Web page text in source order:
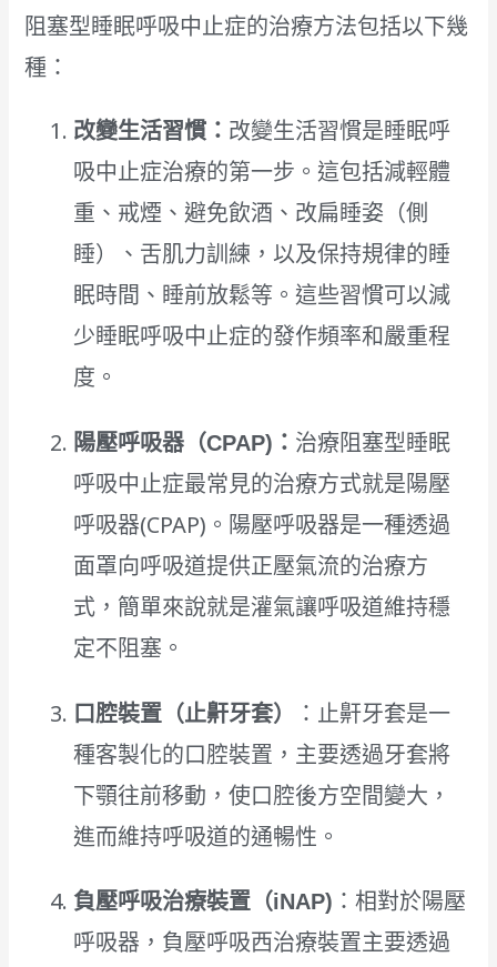
阻塞型睡眠呼吸中止症的治療方法包括以下幾
種：
改變生活習慣： 改變生活習慣是睡眠呼
吸中止症治療的第一步。這包括減輕體
重、戒煙、避免飲酒、改扁睡姿（側
睡）、舌肌力訓練，以及保持規律的睡
眠時間、睡前放鬆等。這些習慣可以減
少睡眠呼吸中止症的發作頻率和嚴重程
度。
陽壓呼吸器（CPAP)： 治療阻塞型睡眠
呼吸中止症最常見的治療方式就是陽壓
呼吸器(CPAP)。陽壓呼吸器是一種透過
面罩向呼吸道提供正壓氣流的治療方
式，簡單來說就是灌氣讓呼吸道維持穩
定不阻塞。
口腔裝置（止鼾牙套）
：止鼾牙套是一
種客製化的口腔裝置，主要透過牙套將
下顎往前移動，使口腔後方空間變大，
進而維持呼吸道的通暢性。
負壓呼吸治療裝置（iNAP) ：相對於陽壓
呼吸器，負壓呼吸西治療裝置主要透過